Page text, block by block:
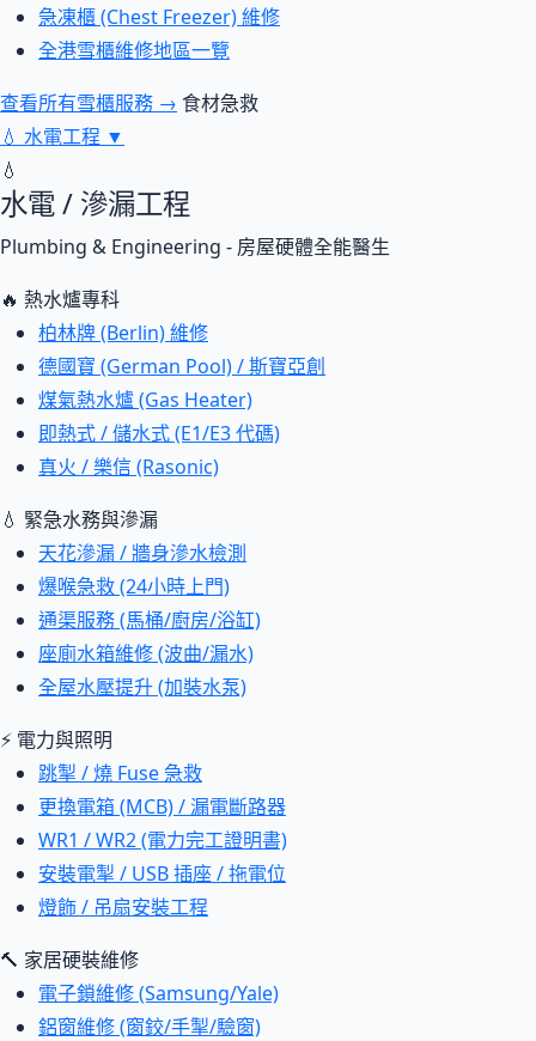
急凍櫃 (Chest Freezer) 維修
全港雪櫃維修地區一覽
查看所有雪櫃服務 → 食材急救
💧 水電工程 ▼
💧
水電 / 滲漏工程
Plumbing & Engineering - 房屋硬體全能醫生
🔥 熱水爐專科
柏林牌 (Berlin) 維修
德國寶 (German Pool) / 斯寶亞創
煤氣熱水爐 (Gas Heater)
即熱式 / 儲水式 (E1/E3 代碼)
真火 / 樂信 (Rasonic)
💧 緊急水務與滲漏
天花滲漏 / 牆身滲水檢測
爆喉急救 (24小時上門)
通渠服務 (馬桶/廚房/浴缸)
座廁水箱維修 (波曲/漏水)
全屋水壓提升 (加裝水泵)
⚡ 電力與照明
跳掣 / 燒 Fuse 急救
更換電箱 (MCB) / 漏電斷路器
WR1 / WR2 (電力完工證明書)
安裝電掣 / USB 插座 / 拖電位
燈飾 / 吊扇安裝工程
🔨 家居硬裝維修
電子鎖維修 (Samsung/Yale)
鋁窗維修 (窗鉸/手掣/驗窗)